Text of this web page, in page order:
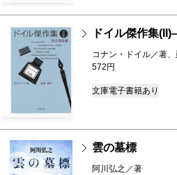
ドイル傑作集
コナン・ドイル／著
572円
文庫電子書籍あり
雲の墓標
阿川弘之／著